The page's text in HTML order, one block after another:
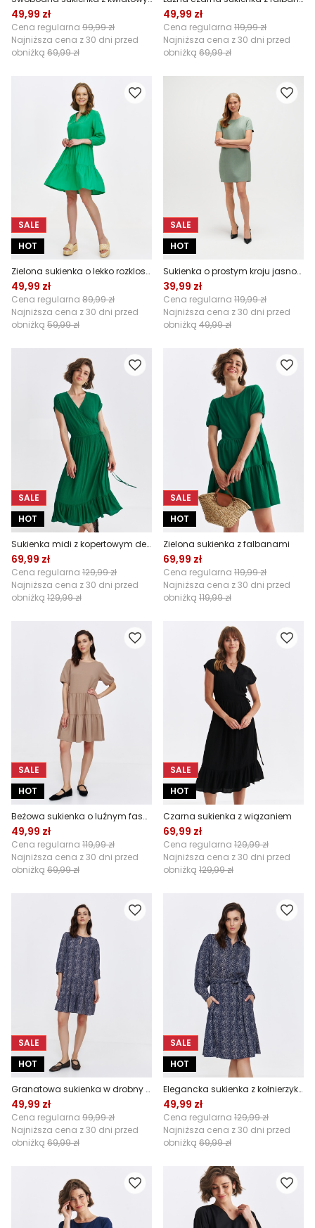
49,99 zł
Cena regularna 99,99 zł
Najniższa cena z 30 dni przed
obniżką 69,99 zł
49,99 zł
Cena regularna 119,99 zł
Najniższa cena z 30 dni przed
obniżką 69,99 zł
SALE
HOT
Zielona sukienka o lekko rozkloszowanym kroju
49,99 zł
Cena regularna 89,99 zł
Najniższa cena z 30 dni przed
obniżką 59,99 zł
SALE
HOT
Sukienka o prostym kroju jasnozielona
39,99 zł
Cena regularna 119,99 zł
Najniższa cena z 30 dni przed
obniżką 49,99 zł
SALE
HOT
Sukienka midi z kopertowym dekoltem
69,99 zł
Cena regularna 129,99 zł
Najniższa cena z 30 dni przed
obniżką 129,99 zł
SALE
HOT
Zielona sukienka z falbanami
69,99 zł
Cena regularna 119,99 zł
Najniższa cena z 30 dni przed
obniżką 119,99 zł
SALE
HOT
Beżowa sukienka o luźnym fasonie
49,99 zł
Cena regularna 119,99 zł
Najniższa cena z 30 dni przed
obniżką 69,99 zł
SALE
HOT
Czarna sukienka z wiązaniem
69,99 zł
Cena regularna 129,99 zł
Najniższa cena z 30 dni przed
obniżką 129,99 zł
SALE
HOT
Granatowa sukienka w drobny wzór
49,99 zł
Cena regularna 99,99 zł
Najniższa cena z 30 dni przed
obniżką 69,99 zł
SALE
HOT
Elegancka sukienka z kołnierzykiem
49,99 zł
Cena regularna 129,99 zł
Najniższa cena z 30 dni przed
obniżką 69,99 zł